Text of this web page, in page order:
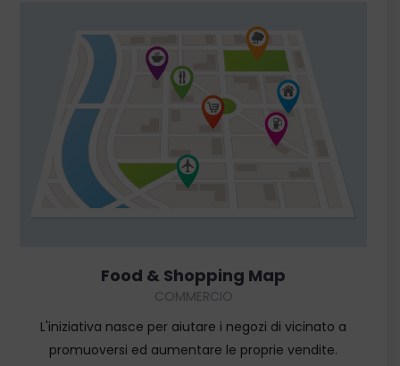
Food & Shopping Map
COMMERCIO
L'iniziativa nasce per aiutare i negozi di vicinato a
promuoversi ed aumentare le proprie vendite.